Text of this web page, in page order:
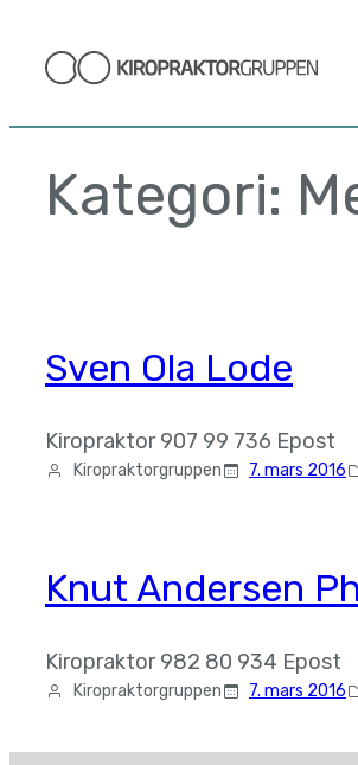
innhold
Kategori:
Sven Ola Lode
Kiropraktor 907 99 736 Epost
Kiropraktorgruppen 7. mars 2016
Knut Andersen
Kiropraktor 982 80 934 Epost
Kiropraktorgruppen 7. mars 2016